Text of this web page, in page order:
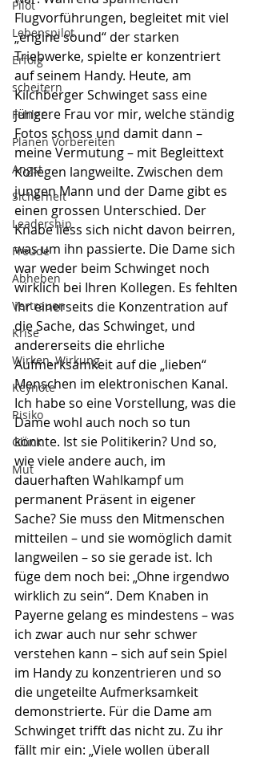
Pilot
Lebenspilot
Erfolg
scheitern
Fehler
Planen Vorbereiten
Angst
Sicherheit
Leadership
Freude
Abheben
Vertrauen
Krise
Wirken, Wirkung
Keynote
Risiko
Glück
Mut
Flugvorführungen, begleitet mit viel
„engine sound“ der starken
Triebwerke, spielte er konzentriert
auf seinem Handy. Heute, am
Kilchberger Schwinget sass eine
jüngere Frau vor mir, welche ständig
Fotos schoss und damit dann –
meine Vermutung – mit Begleittext
Kollegen langweilte. Zwischen dem
jungen Mann und der Dame gibt es
einen grossen Unterschied. Der
Knabe liess sich nicht davon beirren,
was um ihn passierte. Die Dame sich
war weder beim Schwinget noch
wirklich bei Ihren Kollegen. Es fehlten
ihr einerseits die Konzentration auf
die Sache, das Schwinget, und
andererseits die ehrliche
Aufmerksamkeit auf die „lieben“
Menschen im elektronischen Kanal.
Ich habe so eine Vorstellung, was die
Dame wohl auch noch so tun
könnte. Ist sie Politikerin? Und so,
wie viele andere auch, im
dauerhaften Wahlkampf um
permanent Präsent in eigener
Sache? Sie muss den Mitmenschen
mitteilen – und sie womöglich damit
langweilen – so sie gerade ist. Ich
füge dem noch bei: „Ohne irgendwo
wirklich zu sein“. Dem Knaben in
Payerne gelang es mindestens – was
ich zwar auch nur sehr schwer
verstehen kann – sich auf sein Spiel
im Handy zu konzentrieren und so
die ungeteilte Aufmerksamkeit
demonstrierte. Für die Dame am
Schwinget trifft das nicht zu. Zu ihr
fällt mir ein: „Viele wollen überall